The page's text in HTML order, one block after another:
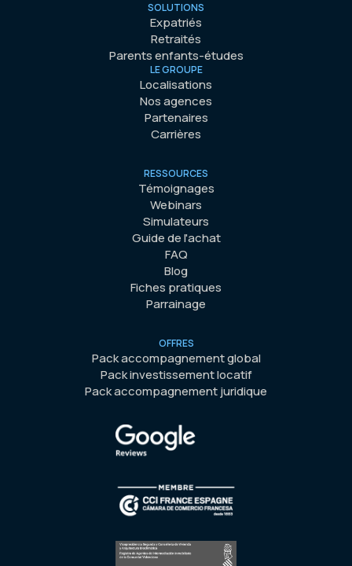
SOLUTIONS
Expatriés
Retraités
Parents enfants-études
LE GROUPE
Localisations
Nos agences
Partenaires
Carrières
RESSOURCES
Témoignages
Webinars
Simulateurs
Guide de l'achat
FAQ
Blog
Fiches pratiques
Parrainage
OFFRES
Pack accompagnement global
Pack investissement locatif
Pack accompagnement juridique